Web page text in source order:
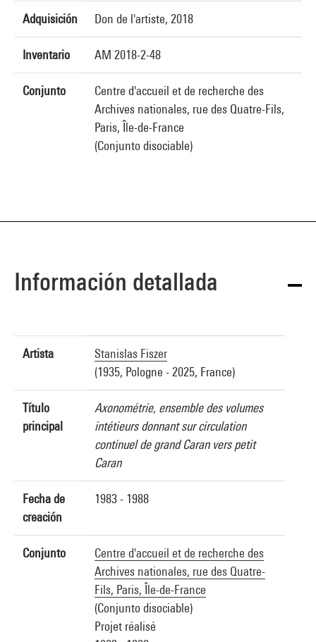
Adquisición Don de l'artiste, 2018
Inventario AM 2018-2-48
Conjunto
Centre d'accueil et de recherche des
Archives nationales, rue des Quatre-Fils,
Paris, Île-de-France
(Conjunto disociable)
Información detallada
Artista
Stanislas Fiszer
(1935, Pologne - 2025, France)
Título
principal
Axonométrie, ensemble des volumes
intétieurs donnant sur circulation
continuel de grand Caran vers petit
Caran
Fecha de
creación
1983 - 1988
Conjunto
Centre d'accueil et de recherche des
Archives nationales, rue des Quatre-
Fils, Paris, Île-de-France
(Conjunto disociable)
Projet réalisé